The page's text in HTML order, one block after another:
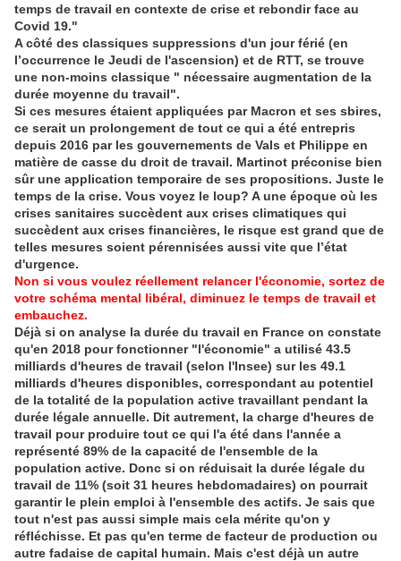
temps de travail en contexte de crise et rebondir face au
Covid 19."
A côté des classiques suppressions d'un jour férié (en
l’occurrence le Jeudi de l'ascension) et de RTT, se trouve
une non-moins classique " nécessaire augmentation de la
durée moyenne du travail".
Si ces mesures étaient appliquées par Macron et ses sbires,
ce serait un prolongement de tout ce qui a été entrepris
depuis 2016 par les gouvernements de Vals et Philippe en
matière de casse du droit de travail. Martinot préconise bien
sûr une application temporaire de ses propositions. Juste le
temps de la crise. Vous voyez le loup? A une époque où les
crises sanitaires succèdent aux crises climatiques qui
succèdent aux crises financières, le risque est grand que de
telles mesures soient pérennisées aussi vite que l’état
d'urgence.
Non si vous voulez réellement relancer l'économie, sortez de
votre schéma mental libéral, diminuez le temps de travail et
embauchez.
Déjà si on analyse la durée du travail en France on constate
qu'en 2018 pour fonctionner "l'économie" a utilisé 43.5
milliards d'heures de travail (selon l'Insee) sur les 49.1
milliards d'heures disponibles, correspondant au potentiel
de la totalité de la population active travaillant pendant la
durée légale annuelle. Dit autrement, la charge d'heures de
travail pour produire tout ce qui l'a été dans l'année a
représenté 89% de la capacité de l'ensemble de la
population active. Donc si on réduisait la durée légale du
travail de 11% (soit 31 heures hebdomadaires) on pourrait
garantir le plein emploi à l'ensemble des actifs. Je sais que
tout n'est pas aussi simple mais cela mérite qu'on y
réfléchisse. Et pas qu'en terme de facteur de production ou
autre fadaise de capital humain. Mais c'est déjà un autre